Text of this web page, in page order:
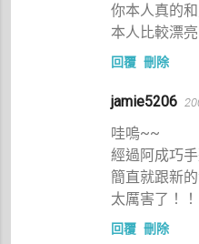
你本人真的
本人比較漂
回覆 刪除
jamie5206
哇嗚~~
經過阿成巧
簡直就跟新
太厲害了！！
回覆 刪除